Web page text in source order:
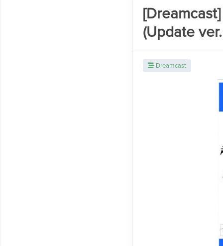
(Update
Dreamcast